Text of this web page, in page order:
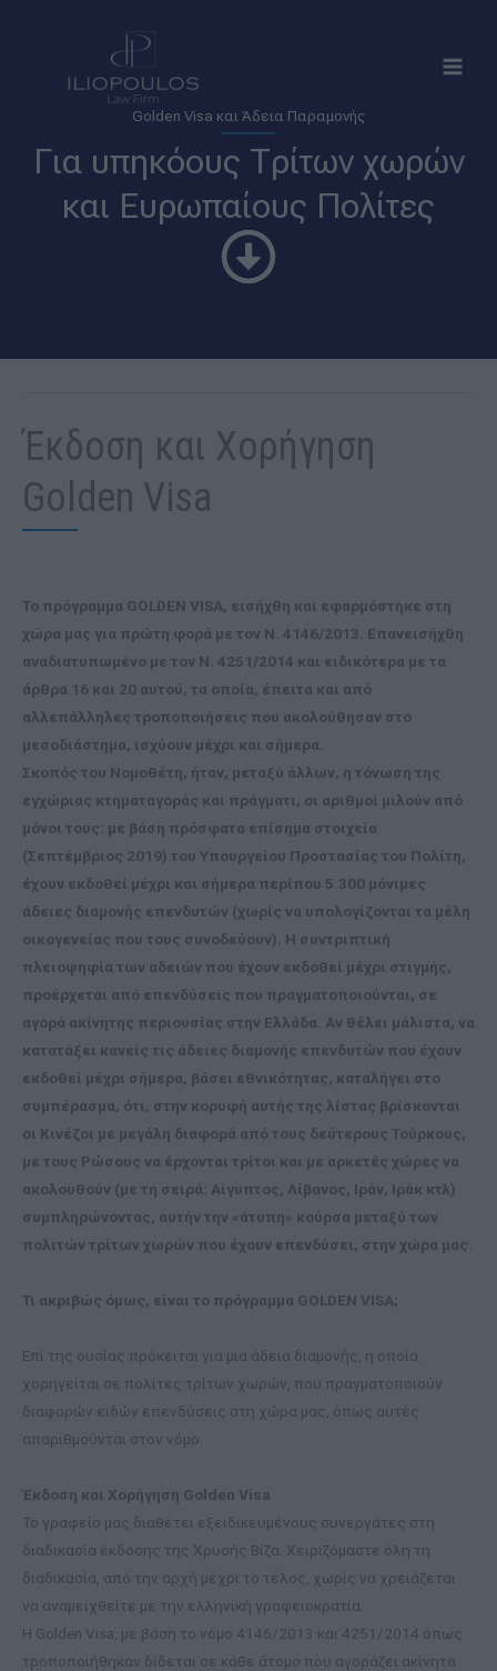
Golden Visa και Άδεια Παραμονής
Για υπηκόους Τρίτων χωρών
και Ευρωπαίους Πολίτες
Έκδοση και Χορήγηση
Golden Visa
Το πρόγραμμα GOLDEN VISA, εισήχθη και εφαρμόστηκε στη
χώρα μας για πρώτη φορά με τον Ν. 4146/2013. Επανεισήχθη
αναδιατυπωμένο με τον Ν. 4251/2014 και ειδικότερα με τα
άρθρα 16 και 20 αυτού, τα οποία, έπειτα και από
αλλεπάλληλες τροποποιήσεις που ακολούθησαν στο
μεσοδιάστημα, ισχύουν μέχρι και σήμερα.
Σκοπός του Νομοθέτη, ήταν, μεταξύ άλλων, η τόνωση της
εγχώριας κτηματαγοράς και πράγματι, οι αριθμοί μιλούν από
μόνοι τους: με βάση πρόσφατα επίσημα στοιχεία
(Σεπτέμβριος 2019) του Υπουργείου Προστασίας του Πολίτη,
έχουν εκδοθεί μέχρι και σήμερα περίπου 5.300 μόνιμες
άδειες διαμονής επενδυτών (χωρίς να υπολογίζονται τα μέλη
οικογενείας που τους συνοδεύουν). Η συντριπτική
πλειοψηφία των αδειών που έχουν εκδοθεί μέχρι στιγμής,
προέρχεται από επενδύσεις που πραγματοποιούνται, σε
αγορά ακίνητης περιουσίας στην Ελλάδα. Αν θέλει μάλιστα, να
κατατάξει κανείς τις άδειες διαμονής επενδυτών που έχουν
εκδοθεί μέχρι σήμερα, βάσει εθνικότητας, καταλήγει στο
συμπέρασμα, ότι, στην κορυφή αυτής της λίστας βρίσκονται
οι Κινέζοι με μεγάλη διαφορά από τους δεύτερους Τούρκους,
με τους Ρώσους να έρχονται τρίτοι και με αρκετές χώρες να
ακολουθούν (με τη σειρά: Αίγυπτος, Λίβανος, Ιράν, Ιράκ κτλ)
συμπληρώνοντας, αυτήν την «άτυπη» κούρσα μεταξύ των
πολιτών τρίτων χωρών που έχουν επενδύσει, στην χώρα μας.
Τι ακριβώς όμως, είναι το πρόγραμμα GOLDEN VISA;
Επί της ουσίας πρόκειται για μια άδεια διαμονής, η οποία
χορηγείται σε πολίτες τρίτων χωρών, που πραγματοποιούν
διαφορών ειδών επενδύσεις στη χώρα μας, όπως αυτές
απαριθμούνται στον νόμο.
Έκδοση και Χορήγηση Golden Visa
Το γραφείο μας διαθέτει εξειδικευμένους συνεργάτες στη
διαδικασία έκδοσης της Χρυσής Βίζα. Χειριζόμαστε όλη τη
διαδικασία, από την αρχή μέχρι το τέλος, χωρίς να χρειάζεται
να αναμειχθείτε με την ελληνική γραφειοκρατία.
Η Golden Visa, με βάση το νόμο 4146/2013 και 4251/2014 όπως
τροποποιήθηκαν δίδεται σε κάθε άτομο που αγοράζει ακίνητα